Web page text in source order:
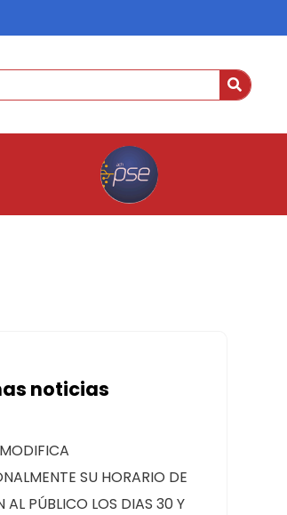
noticias
SU HORARIO DE
AL PÚBLICO LOS DIAS 30 Y